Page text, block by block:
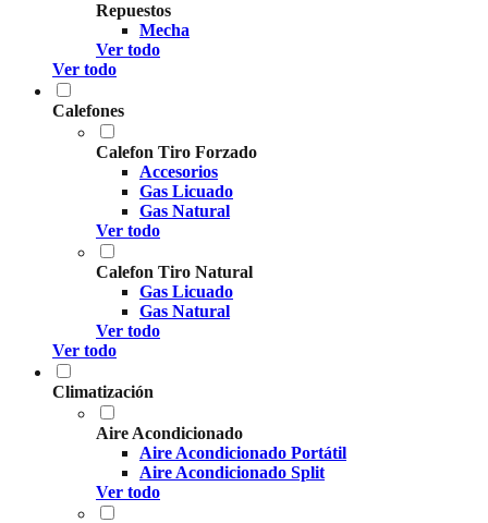
Repuestos
Mecha
Ver todo
Ver todo
Calefones
Calefon Tiro Forzado
Accesorios
Gas Licuado
Gas Natural
Ver todo
Calefon Tiro Natural
Gas Licuado
Gas Natural
Ver todo
Ver todo
Climatización
Aire Acondicionado
Aire Acondicionado Portátil
Aire Acondicionado Split
Ver todo